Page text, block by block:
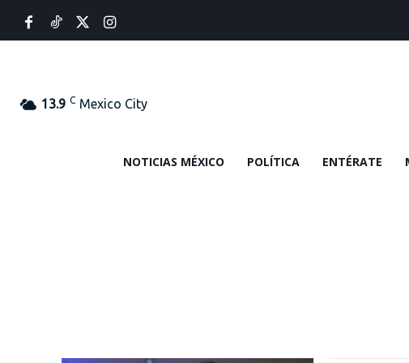
13.9 C Mexico City
NOTICIAS MÉXICO POLÍTICA ENTÉRATE